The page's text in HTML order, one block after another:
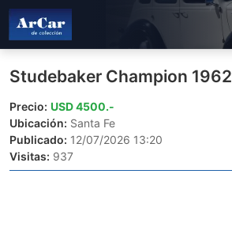
Studebaker Champion 1962
Precio: USD 4500.-
Ubicación: Santa Fe
Publicado: 12/07/2026 13:20
Visitas: 937